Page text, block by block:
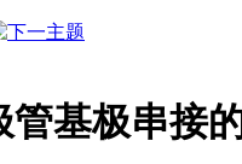
管基极串接